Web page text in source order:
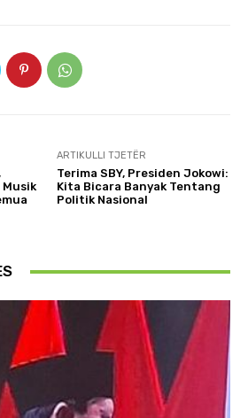
ARTIKULLI TJETËR
Terima SBY, Presiden Jokowi:
Kita Bicara Banyak Tentang
Politik Nasional